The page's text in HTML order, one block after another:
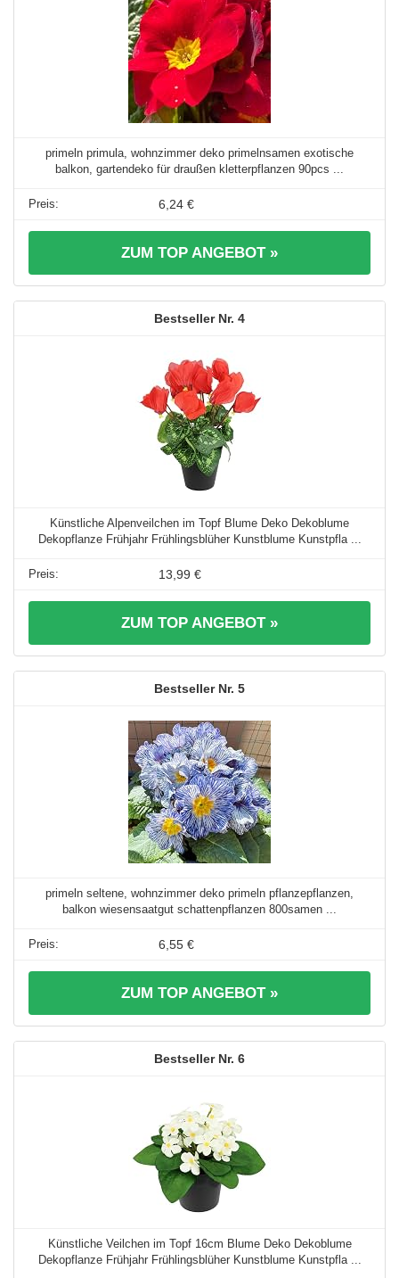
primeln primula, wohnzimmer deko primelnsamen exotische
balkon, gartendeko für draußen kletterpflanzen 90pcs ...
6,24 €
ZUM TOP ANGEBOT »
4
Künstliche Alpenveilchen im Topf Blume Deko Dekoblume
Dekopflanze Frühjahr Frühlingsblüher Kunstblume Kunstpfla ...
13,99 €
ZUM TOP ANGEBOT »
5
primeln seltene, wohnzimmer deko primeln pflanzepflanzen,
balkon wiesensaatgut schattenpflanzen 800samen ...
6,55 €
ZUM TOP ANGEBOT »
6
Künstliche Veilchen im Topf 16cm Blume Deko Dekoblume
Dekopflanze Frühjahr Frühlingsblüher Kunstblume Kunstpfla ...